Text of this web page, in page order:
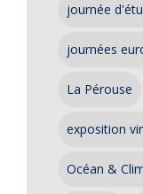
journée
journées
La Pérouse
exposition
Océan &